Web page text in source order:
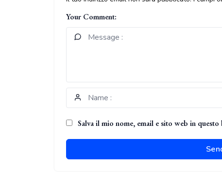
Your Comment:
Salva il mio nome, email e sito web in